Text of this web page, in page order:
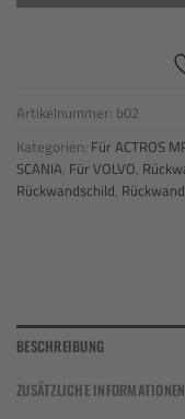
Artikelnummer: b02
Kategorien: Für ACTROS
SCANIA, Für VOLVO,
Rückwandschild,
BESCHREIBUNG
ZUSÄTZLICHE INFORMATIONEN